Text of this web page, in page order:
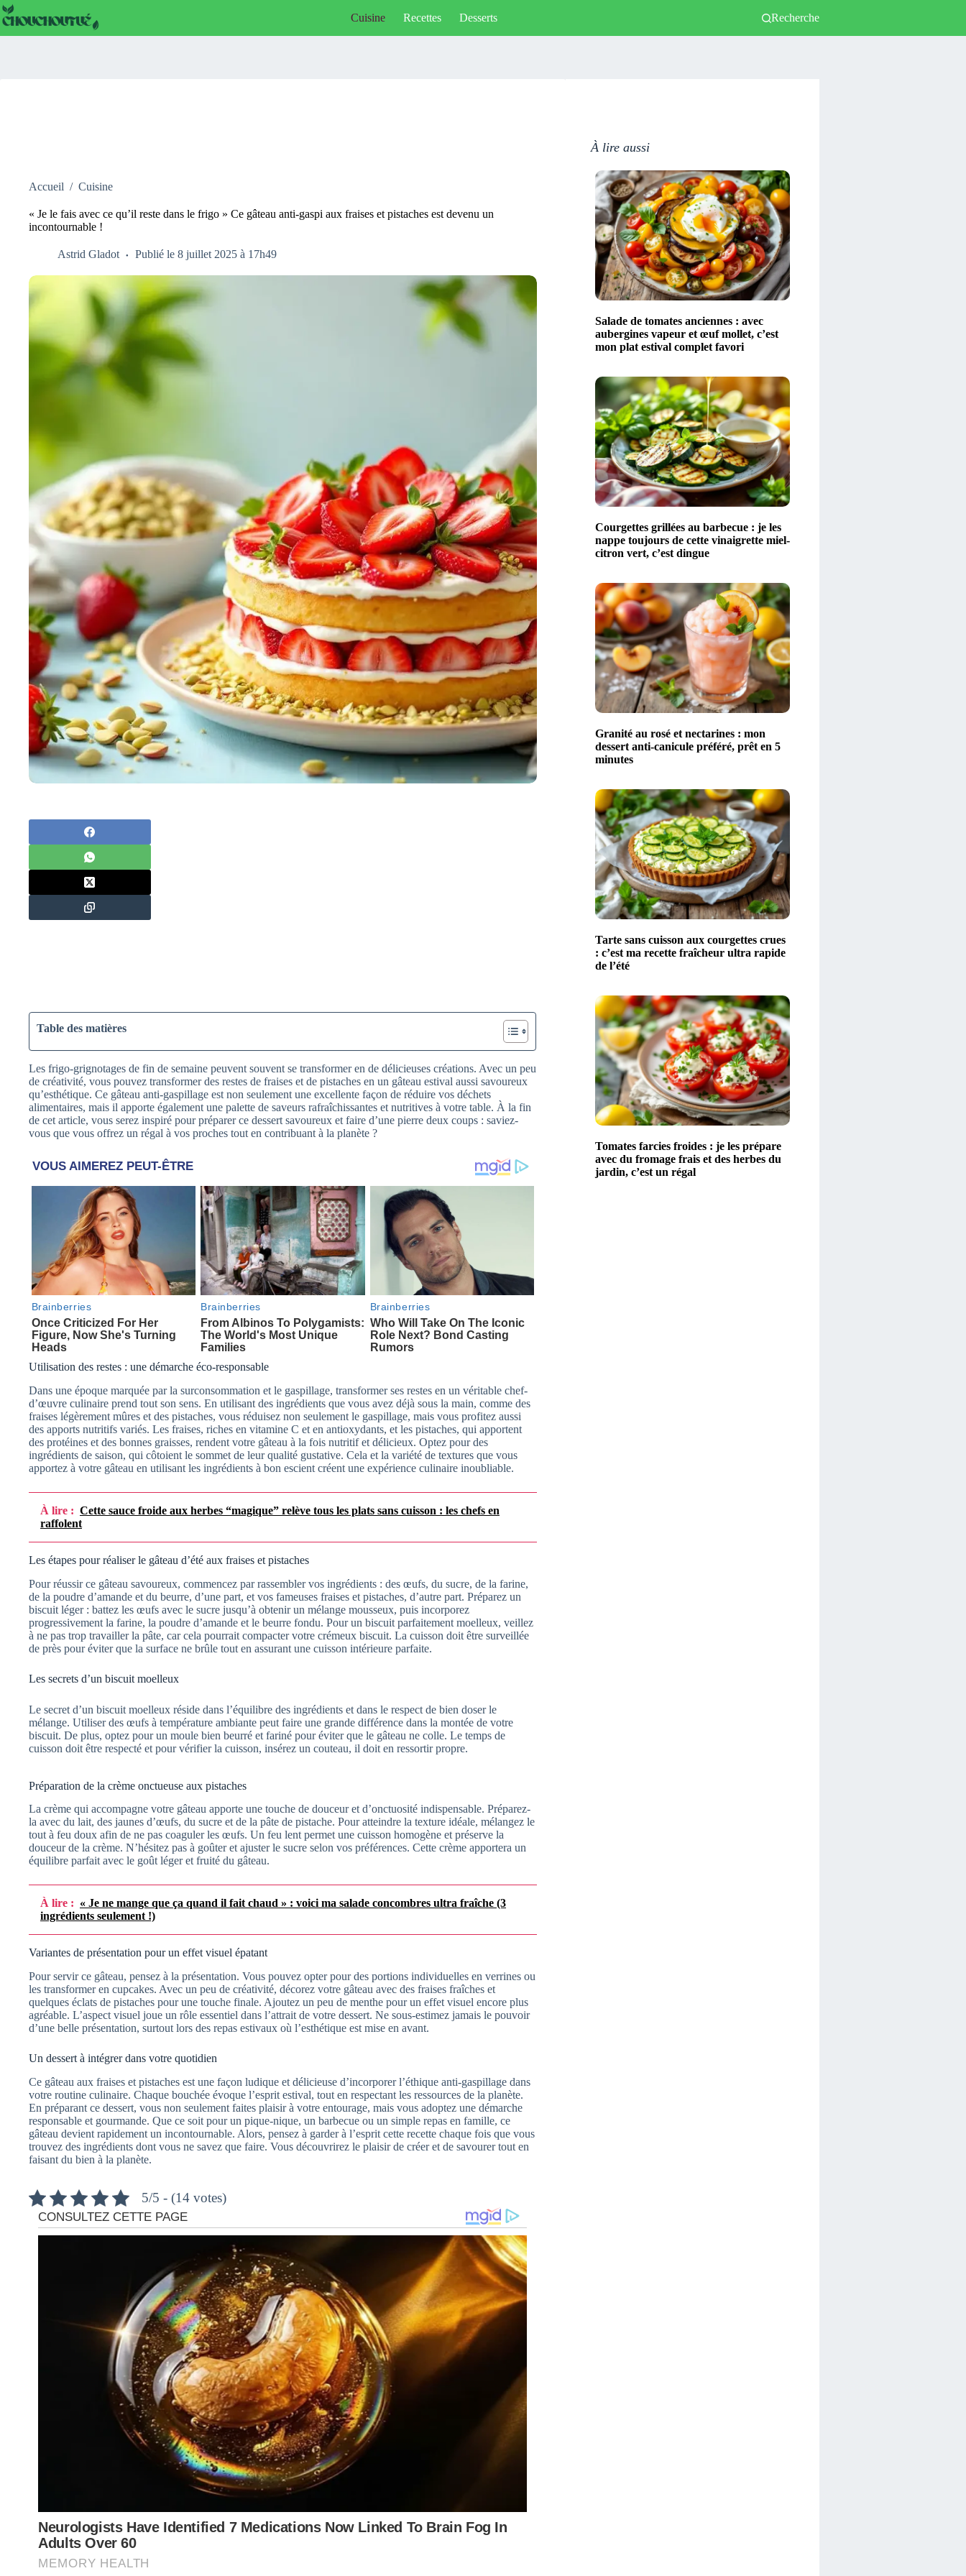
Passer
au
Cuisine Recettes Desserts Recherche
Accueil / Cuisine
« Je le fais avec ce qu’il reste dans le frigo » Ce gâteau anti-gaspi aux fraises et pistaches est devenu un
incontournable !
Astrid Gladot Publié le 8 juillet 2025 à 17h49
Table des matières
Les frigo-grignotages de fin de semaine peuvent souvent se transformer en de délicieuses créations. Avec un peu
de créativité, vous pouvez transformer des restes de fraises et de pistaches en un gâteau estival aussi savoureux
qu’esthétique. Ce gâteau anti-gaspillage est non seulement une excellente façon de réduire vos déchets
alimentaires, mais il apporte également une palette de saveurs rafraîchissantes et nutritives à votre table. À la fin
de cet article, vous serez inspiré pour préparer ce dessert savoureux et faire d’une pierre deux coups : saviez-
vous que vous offrez un régal à vos proches tout en contribuant à la planète ?
Utilisation des restes : une démarche éco-responsable
Dans une époque marquée par la surconsommation et le gaspillage, transformer ses restes en un véritable chef-
d’œuvre culinaire prend tout son sens. En utilisant des ingrédients que vous avez déjà sous la main, comme des
fraises légèrement mûres et des pistaches, vous réduisez non seulement le gaspillage, mais vous profitez aussi
des apports nutritifs variés. Les fraises, riches en vitamine C et en antioxydants, et les pistaches, qui apportent
des protéines et des bonnes graisses, rendent votre gâteau à la fois nutritif et délicieux. Optez pour des
ingrédients de saison, qui côtoient le sommet de leur qualité gustative. Cela et la variété de textures que vous
apportez à votre gâteau en utilisant les ingrédients à bon escient créent une expérience culinaire inoubliable.
À lire : Cette sauce froide aux herbes “magique” relève tous les plats sans cuisson : les chefs en
raffolent
Les étapes pour réaliser le gâteau d’été aux fraises et pistaches
Pour réussir ce gâteau savoureux, commencez par rassembler vos ingrédients : des œufs, du sucre, de la farine,
de la poudre d’amande et du beurre, d’une part, et vos fameuses fraises et pistaches, d’autre part. Préparez un
biscuit léger : battez les œufs avec le sucre jusqu’à obtenir un mélange mousseux, puis incorporez
progressivement la farine, la poudre d’amande et le beurre fondu. Pour un biscuit parfaitement moelleux, veillez
à ne pas trop travailler la pâte, car cela pourrait compacter votre crémeux biscuit. La cuisson doit être surveillée
de près pour éviter que la surface ne brûle tout en assurant une cuisson intérieure parfaite.
Les secrets d’un biscuit moelleux
Le secret d’un biscuit moelleux réside dans l’équilibre des ingrédients et dans le respect de bien doser le
mélange. Utiliser des œufs à température ambiante peut faire une grande différence dans la montée de votre
biscuit. De plus, optez pour un moule bien beurré et fariné pour éviter que le gâteau ne colle. Le temps de
cuisson doit être respecté et pour vérifier la cuisson, insérez un couteau, il doit en ressortir propre.
Préparation de la crème onctueuse aux pistaches
La crème qui accompagne votre gâteau apporte une touche de douceur et d’onctuosité indispensable. Préparez-
la avec du lait, des jaunes d’œufs, du sucre et de la pâte de pistache. Pour atteindre la texture idéale, mélangez le
tout à feu doux afin de ne pas coaguler les œufs. Un feu lent permet une cuisson homogène et préserve la
douceur de la crème. N’hésitez pas à goûter et ajuster le sucre selon vos préférences. Cette crème apportera un
équilibre parfait avec le goût léger et fruité du gâteau.
À lire : « Je ne mange que ça quand il fait chaud » : voici ma salade concombres ultra fraîche (3
ingrédients seulement !)
Variantes de présentation pour un effet visuel épatant
Pour servir ce gâteau, pensez à la présentation. Vous pouvez opter pour des portions individuelles en verrines ou
les transformer en cupcakes. Avec un peu de créativité, décorez votre gâteau avec des fraises fraîches et
quelques éclats de pistaches pour une touche finale. Ajoutez un peu de menthe pour un effet visuel encore plus
agréable. L’aspect visuel joue un rôle essentiel dans l’attrait de votre dessert. Ne sous-estimez jamais le pouvoir
d’une belle présentation, surtout lors des repas estivaux où l’esthétique est mise en avant.
Un dessert à intégrer dans votre quotidien
Ce gâteau aux fraises et pistaches est une façon ludique et délicieuse d’incorporer l’éthique anti-gaspillage dans
votre routine culinaire. Chaque bouchée évoque l’esprit estival, tout en respectant les ressources de la planète.
En préparant ce dessert, vous non seulement faites plaisir à votre entourage, mais vous adoptez une démarche
responsable et gourmande. Que ce soit pour un pique-nique, un barbecue ou un simple repas en famille, ce
gâteau devient rapidement un incontournable. Alors, pensez à garder à l’esprit cette recette chaque fois que vous
trouvez des ingrédients dont vous ne savez que faire. Vous découvrirez le plaisir de créer et de savourer tout en
faisant du bien à la planète.
5/5 - (14 votes)
À lire aussi
Salade de tomates anciennes : avec
aubergines vapeur et œuf mollet, c’est
mon plat estival complet favori
Courgettes grillées au barbecue : je les
nappe toujours de cette vinaigrette miel-
citron vert, c’est dingue
Granité au rosé et nectarines : mon
dessert anti-canicule préféré, prêt en 5
minutes
Tarte sans cuisson aux courgettes crues
: c’est ma recette fraîcheur ultra rapide
de l’été
Tomates farcies froides : je les prépare
avec du fromage frais et des herbes du
jardin, c’est un régal